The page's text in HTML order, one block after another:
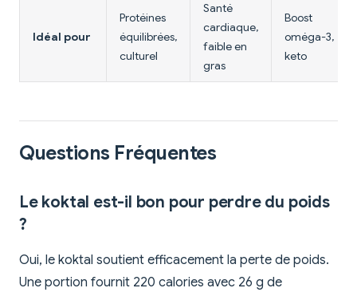
Idéal pour
Protéines
équilibrées,
culturel
Santé
cardiaque,
faible en
gras
Boost
oméga-3,
keto
Questions Fréquentes
Le koktal est-il bon pour perdre du poids
?
Oui, le koktal soutient efficacement la perte de poids.
Une portion fournit 220 calories avec 26 g de